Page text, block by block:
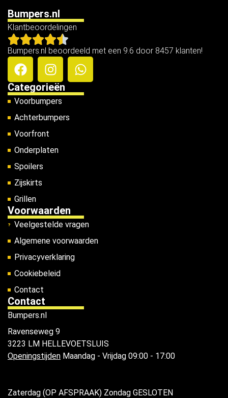
Bumpers.nl
Klantbeoordelingen
Bumpers.nl beoordeeld met een 9.6 door 8457 klanten!
Categorieën
Voorbumpers
Achterbumpers
Voorfront
Onderplaten
Spoilers
Zijskirts
Grillen
Voorwaarden
Veelgestelde vragen
Algemene voorwaarden
Privacyverklaring
Cookiebeleid
Contact
Contact
Bumpers.nl
Ravenseweg 9
3223 LM HELLEVOETSLUIS
Openingstijden Maandag - Vrijdag 09:00 - 17:00
Zaterdag (OP AFSPRAAK) Zondag GESLOTEN